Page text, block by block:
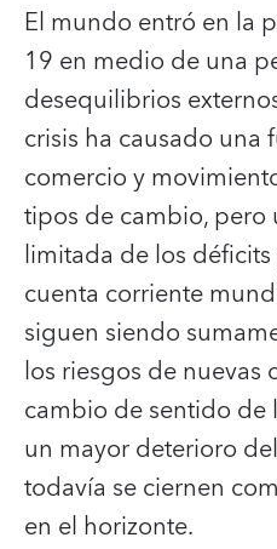
El mundo entró en la
19 en medio de una
desequilibrios
crisis ha causado
comercio y
tipos de cambio, pero
limitada de los
cuenta corriente
siguen siendo
los riesgos de nuevas
cambio de sentido de
un mayor deterioro
todavía se ciernen
en el horizonte.